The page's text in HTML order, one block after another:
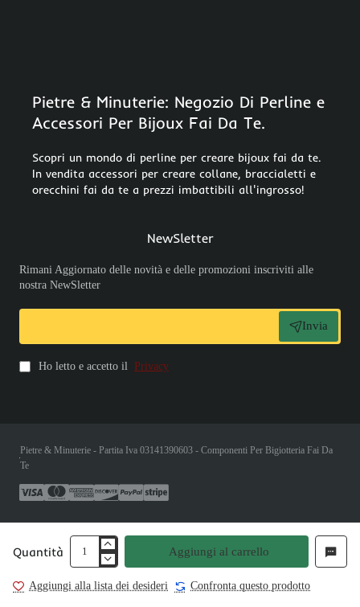
Quantità Aggiungi al carrello
Aggiungi alla lista dei desideri Confronta questo prodotto
Pietre & Minuterie: Negozio Di Perline e
Accessori Per Bijoux Fai Da Te.
Scopri un mondo di perline per creare bijoux fai da te.
In vendita accessori per creare collane, braccialetti e
orecchini fai da te a prezzi imbattibili all'ingrosso!
NewSletter
Rimani Aggiornato delle novità e delle promozioni inscriviti alle
nostra NewSletter
Invia
Ho letto e accetto il Privacy
Pietre & Minuterie - Partita Iva 03141390603 - Componenti Per Bigiotteria Fai Da
Te